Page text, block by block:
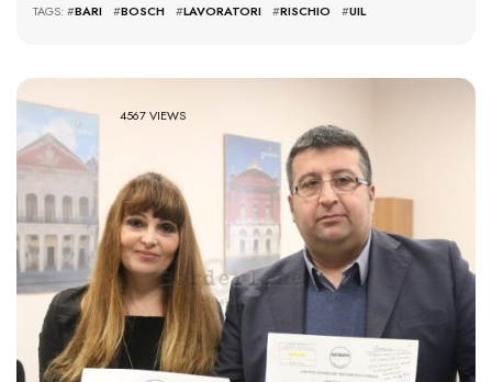
TAGS: #BARI #BOSCH #LAVORATORI #RISCHIO #UIL
4567 VIEWS